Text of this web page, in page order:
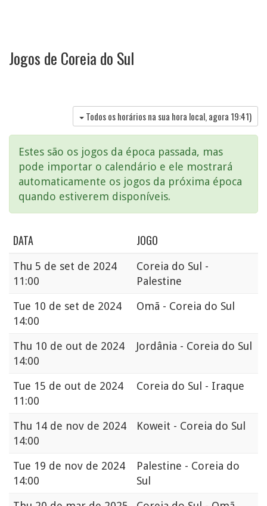
Jogos de Coreia do Sul
Todos os horários na sua hora local, agora 19:41)
Estes são os jogos da época passada, mas
pode importar o calendário e ele mostrará
automaticamente os jogos da próxima época
quando estiverem disponíveis.
DATA JOGO
Thu 5 de set de 2024
11:00
Coreia do Sul -
Palestine
Tue 10 de set de 2024
14:00
Omã - Coreia do Sul
Thu 10 de out de 2024
14:00
Jordânia - Coreia do Sul
Tue 15 de out de 2024
11:00
Coreia do Sul - Iraque
Thu 14 de nov de 2024
14:00
Koweit - Coreia do Sul
Tue 19 de nov de 2024
14:00
Palestine - Coreia do
Sul